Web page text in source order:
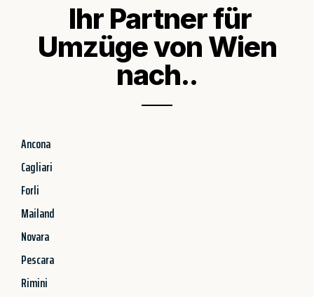
Ihr Partner für
Umzüge von Wien
nach..
Ancona
Cagliari
Forli
Mailand
Novara
Pescara
Rimini